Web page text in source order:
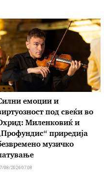
емоции и
под свеќи во
Миленковиќ и
приредија
музичко
08/2026 07:08